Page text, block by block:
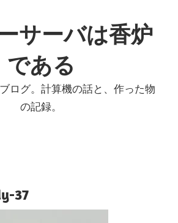
サーバは香炉
である
ログ。計算機の話と、作った物
の記録。
37